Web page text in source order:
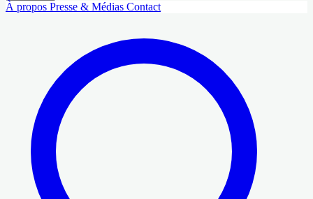
À propos Presse & Médias Contact